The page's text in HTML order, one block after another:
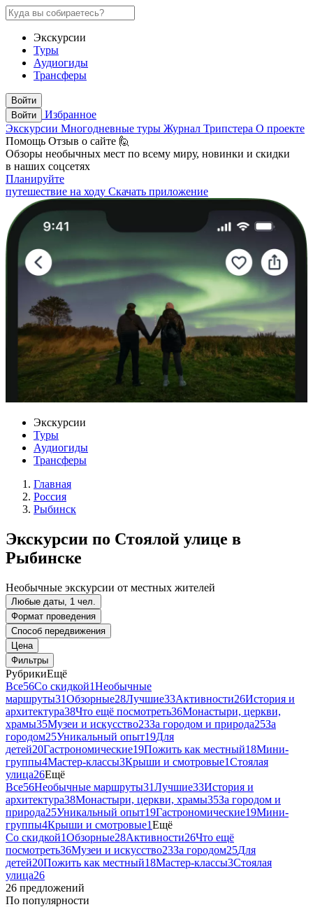
Экскурсии
Туры
Аудиогиды
Трансферы
Войти
Войти
Избранное
Экскурсии Многодневные туры Журнал Трипстера О проекте
Помощь Отзыв о сайте 🙋
Обзоры необычных мест по всему миру, новинки и скидки
в наших соцсетях
Планируйте
путешествие на ходу Скачать приложение
Экскурсии
Туры
Аудиогиды
Трансферы
Главная
Россия
Рыбинск
Экскурсии по Стоялой улице в
Рыбинске
Необычные экскурсии от местных жителей
Любые даты, 1 чел.
Формат проведения
Способ передвижения
Цена
Фильтры
РубрикиЕщё
Все56Со скидкой1Необычные
маршруты31Обзорные28Лучшие33Активности26История и
архитектура38Что ещё посмотреть36Монастыри, церкви,
храмы35Музеи и искусство23За городом и природа25За
городом25Уникальный опыт19Для
детей20Гастрономические19Пожить как местный18Мини-
группы4Мастер-классы3Крыши и смотровые1Стоялая
улица26Ещё
Все56Необычные маршруты31Лучшие33История и
архитектура38Монастыри, церкви, храмы35За городом и
природа25Уникальный опыт19Гастрономические19Мини-
группы4Крыши и смотровые1Ещё
Со скидкой1Обзорные28Активности26Что ещё
посмотреть36Музеи и искусство23За городом25Для
детей20Пожить как местный18Мастер-классы3Стоялая
улица26
26 предложений
По популярности